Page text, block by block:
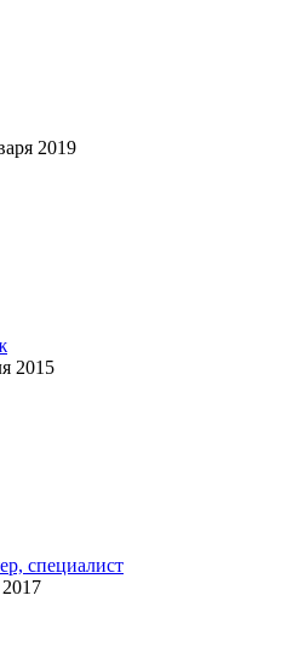
2019
2015
специалист